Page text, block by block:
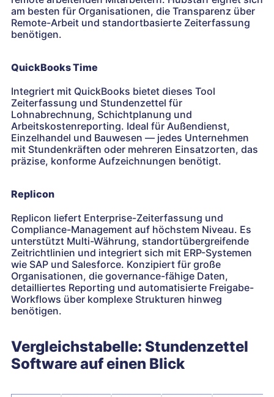
am besten für Organisationen, die Transparenz über
Remote-Arbeit und standortbasierte Zeiterfassung
benötigen.
QuickBooks Time
Integriert mit QuickBooks bietet dieses Tool
Zeiterfassung und Stundenzettel für
Lohnabrechnung, Schichtplanung und
Arbeitskostenreporting. Ideal für Außendienst,
Einzelhandel und Bauwesen — jedes Unternehmen
mit Stundenkräften oder mehreren Einsatzorten, das
präzise, konforme Aufzeichnungen benötigt.
Replicon
Replicon liefert Enterprise-Zeiterfassung und
Compliance-Management auf höchstem Niveau. Es
unterstützt Multi-Währung, standortübergreifende
Zeitrichtlinien und integriert sich mit ERP-Systemen
wie SAP und Salesforce. Konzipiert für große
Organisationen, die governance-fähige Daten,
detailliertes Reporting und automatisierte Freigabe-
Workflows über komplexe Strukturen hinweg
benötigen.
Vergleichstabelle: Stundenzettel
Software auf einen Blick